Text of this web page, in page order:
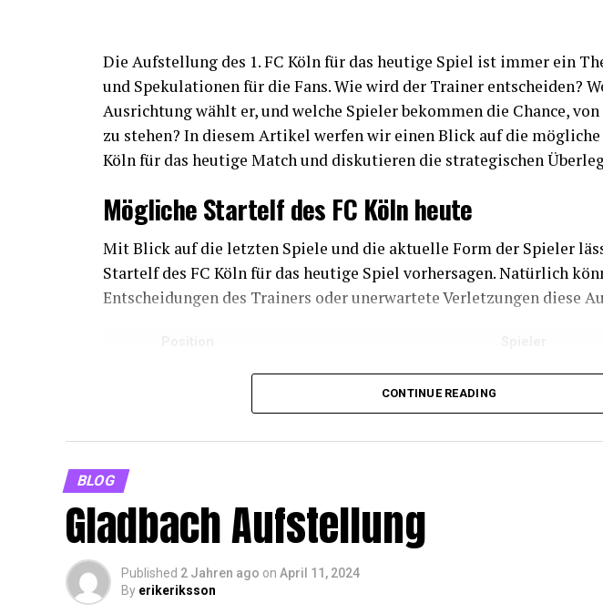
Die Aufstellung des 1. FC Köln für das heutige Spiel ist immer ein
und Spekulationen für die Fans. Wie wird der Trainer entscheiden?
Ausrichtung wählt er, und welche Spieler bekommen die Chance,
zu stehen? In diesem Artikel werfen wir einen Blick auf die
Köln für das heutige Match und diskutieren die strategischen
Mögliche Startelf des FC Köln heute
Mit Blick auf die letzten Spiele und die aktuelle Form der Spieler
Startelf des FC Köln für das heutige Spiel vorhersagen. Natürlich
Entscheidungen des Trainers oder unerwartete Verletzungen diese
Tim Horn
Jorge Meré, Rafael Czichos, Jonas Hector
Strategische Überlegungen hinter der heutigen
Die Auswahl der Startelf ist nicht nur eine Frage der individuellen
sondern hängt eng mit der taktischen Ausrichtung des Teams und der
zusammen. Der FC Köln ist bekannt für sein variables Spiel, das
CONTINUE READING
BLOG
Gladbach Aufstellung
Published 2 Jahren ago on April 11, 2024
By erikeriksson